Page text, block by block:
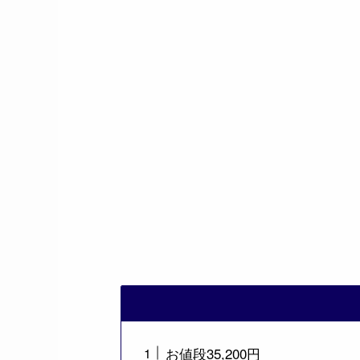
お値段35,200円